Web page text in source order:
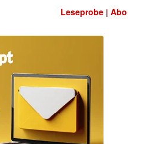
Leseprobe |Abo